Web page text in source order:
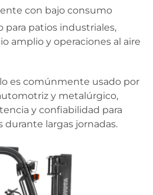
con bajo consumo
para patios industriales,
amplio y operaciones al aire
es comúnmente usado por
y metalúrgico,
y confiabilidad para
durante largas jornadas.